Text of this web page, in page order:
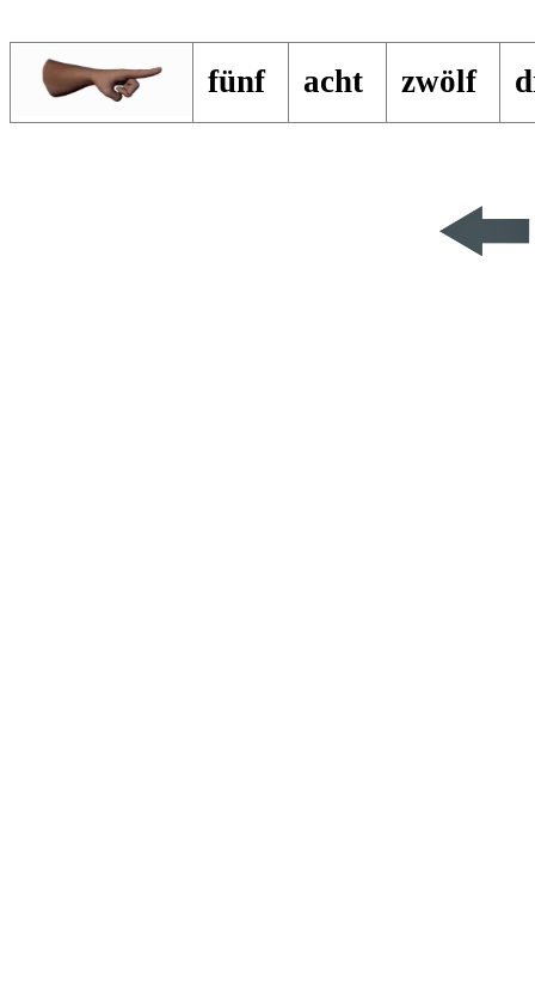
fünf acht zwölf